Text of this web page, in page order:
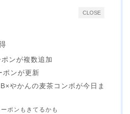
CLOSE
ンが複数追加
ポンが更新
やかんの麦茶コンボが今日ま
ポンもきてるかも